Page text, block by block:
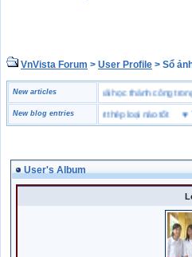
VnVista Forum > User Profile > Sổ
New articles
biệt” của Microsoft ♥4 bài học thành
New blog entries
hộ lót Kevlar và lót thép loại nào tốt♥
User's Album